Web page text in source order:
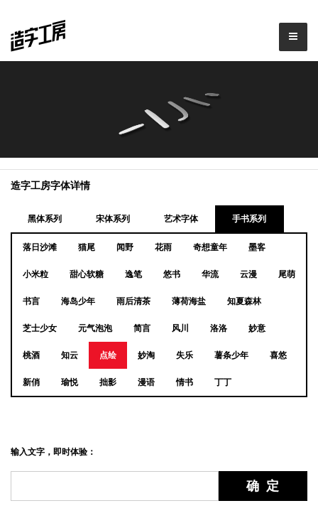
造字工房字体详情
黑体系列 宋体系列 艺术字体 手书系列
落日沙滩 猫尾 闻野 花雨 奇想童年 墨客
小米粒 甜心软糖 逸笔 悠书 华流 云漫 尾萌
书言 海岛少年 雨后清茶 薄荷海盐 知夏森林
芝士少女 元气泡泡 简言 风川 洛洛 妙意
桃酒 知云 点绘 妙淘 失乐 薯条少年 喜悠
新俏 瑜悦 拙影 漫语 情书 丁丁
输入文字，即时体验：